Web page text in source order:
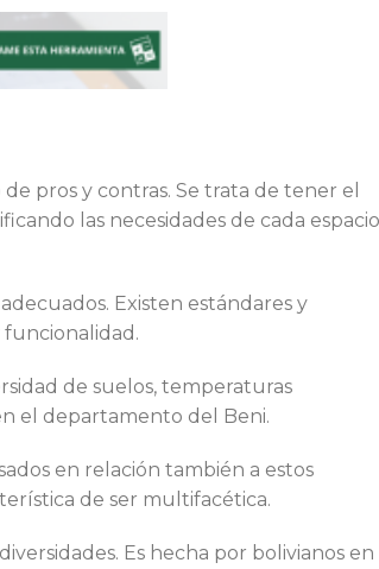
pros y contras. Se trata de tener el
las necesidades de cada espacio
Existen estándares y
funcionalidad.
de suelos, temperaturas
el departamento del Beni.
en relación también a estos
de ser multifacética.
Es hecha por bolivianos en